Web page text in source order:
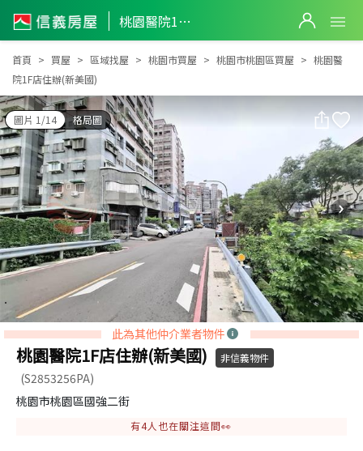
桃園醫院1F店住辦(新美國)
桃園醫院1F店住辦(新美國)
首頁 買屋 區域找屋 桃園市買屋 桃園市桃園區買屋
桃園醫
院1F店住辦(新美國)
圖片 1/14 格局圖
此為其他仲介業者物件
桃園醫院1F店住辦(新美國) 非信義物件
(S2853256PA)
桃園市桃園區國強二街
有4人也在關注這間👀